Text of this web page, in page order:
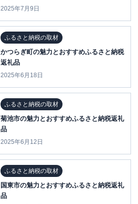
2025年7月9日
ふるさと納税の取材
かつらぎ町の魅力とおすすめふるさと納税
返礼品
2025年6月18日
ふるさと納税の取材
菊池市の魅力とおすすめふるさと納税返礼
品
2025年6月12日
ふるさと納税の取材
国東市の魅力とおすすめふるさと納税返礼
品